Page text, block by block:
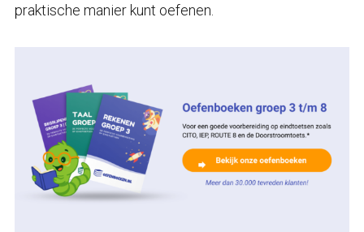
praktische manier kunt oefenen.